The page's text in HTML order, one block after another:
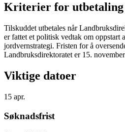
Kriterier for utbetaling
Tilskuddet utbetales når
er fattet et politisk vedtak om oppstart
jordvernstrategi. Fristen for å
Landbruksdirektoratet er 15.
Viktige datoer
15 apr.
Søknadsfrist